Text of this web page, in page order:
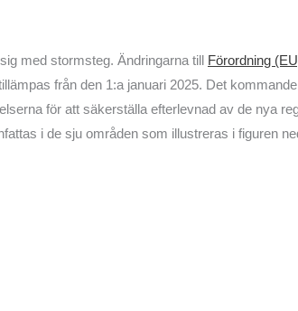
med stormsteg. Ändringarna till Förordning
från den 1:a januari 2025. Det
för att säkerställa efterlevnad av de nya
i de sju områden som illustreras i figuren